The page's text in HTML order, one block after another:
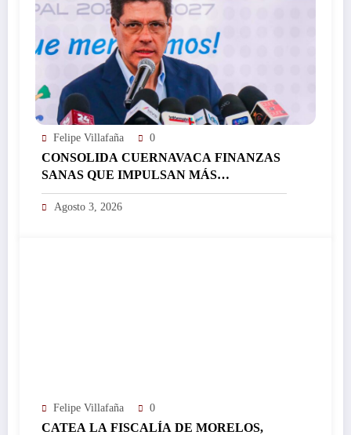
Felipe Villafaña 0
CONSOLIDA CUERNAVACA FINANZAS
SANAS QUE IMPULSAN MÁS
INVERSIÓN Y FORTALECEN EL
DESARROLLO DE LA CIUDAD…
Agosto 3, 2026
Felipe Villafaña 0
CATEA LA FISCALÍA DE MORELOS,